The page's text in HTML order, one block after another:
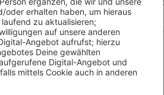
Servet Köksal steht bislang
um sich schart, um der
seiner Partei zu werden.
06:10